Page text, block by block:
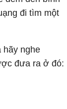
đi tìm một
hãy nghe
đưa ra ở đó: